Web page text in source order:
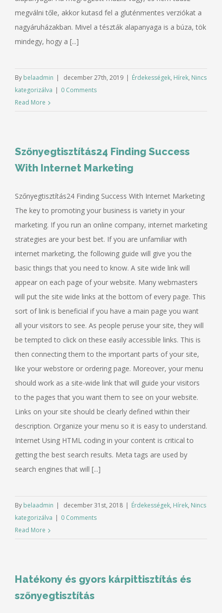
megválni tőle, akkor kutasd fel a gluténmentes verziókat a
nagyáruházakban. Mivel a tészták alapanyaga is a búza, tök
mindegy, hogy a [...]
By belaadmin | december 27th, 2019 | Érdekességek, Hírek, Nincs
kategorizálva | 0 Comments
Read More
Szőnyegtisztítás24 Finding Success
With Internet Marketing
Szőnyegtisztítás24 Finding Success With Internet Marketing
The key to promoting your business is variety in your
marketing. If you run an online company, internet marketing
strategies are your best bet. If you are unfamiliar with
internet marketing, the following guide will give you the
basic things that you need to know. A site wide link will
appear on each page of your website. Many webmasters
will put the site wide links at the bottom of every page. This
sort of link is beneficial if you have a main page you want
all your visitors to see. As people peruse your site, they will
be tempted to click on these easily accessible links. This is
then connecting them to the important parts of your site,
like your webstore or ordering page. Moreover, your menu
should work as a site-wide link that will guide your visitors
to the pages that you want them to see on your website.
Links on your site should be clearly defined within their
description. Organize your menu so it is easy to understand.
Internet Using HTML coding in your content is critical to
getting the best search results. Meta tags are used by
search engines that will [...]
By belaadmin | december 31st, 2018 | Érdekességek, Hírek, Nincs
kategorizálva | 0 Comments
Read More
Hatékony és gyors kárpittisztítás és
szőnyegtisztítás